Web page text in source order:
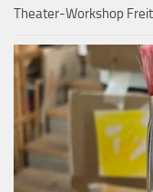
Theater-Workshop